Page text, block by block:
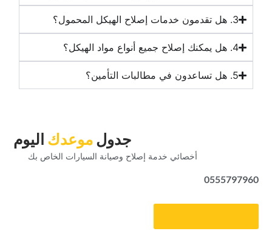
‏4. هل يمكنك إصلاح جميع أنواع مواد الهيكل؟‏
‏جدول‏‏موعدك‏ ‏اليوم‏
‏أخصائي خدمة إصلاح وصيانة السيارات الخاص بك‏
0555797960